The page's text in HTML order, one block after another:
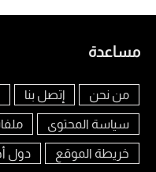
مساعدة
من نحن إتصل بنا
سياسة المحتوى
خريطة الموقع دول